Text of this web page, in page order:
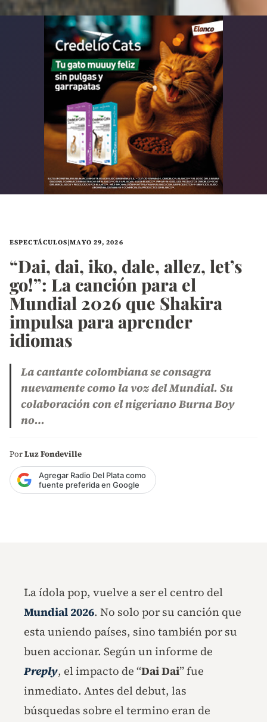
ESPECTÁCULOS|MAYO 29, 2026
“Dai, dai, iko, dale, allez, let’s
go!”: La canción para el
Mundial 2026 que Shakira
impulsa para aprender
idiomas
La cantante colombiana se consagra
nuevamente como la voz del Mundial. Su
colaboración con el nigeriano Burna Boy
no…
PorLuz Fondeville
Agregar Radio Del Plata como
fuente preferida en Google
La ídola pop, vuelve a ser el centro del
Mundial 2026. No solo por su canción que
esta uniendo países, sino también por su
buen accionar. Según un informe de
Preply, el impacto de “Dai Dai” fue
inmediato. Antes del debut, las
búsquedas sobre el termino eran de